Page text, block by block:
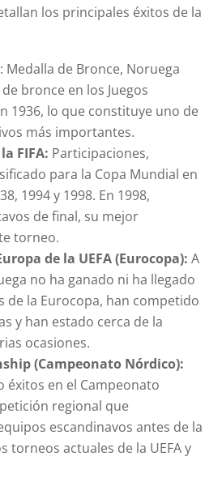
los principales éxitos de la
: Medalla de Bronce, Noruega
bronce en los Juegos
1936, lo que constituye uno de
más importantes.
FIFA: Participaciones,
para la Copa Mundial en
1994 y 1998. En 1998,
de final, su mejor
torneo.
de la UEFA (Eurocopa): A
no ha ganado ni ha llegado
de la Eurocopa, han competido
y han estado cerca de la
ocasiones.
(Campeonato Nórdico):
éxitos en el Campeonato
regional que
escandinavos antes de la
torneos actuales de la UEFA y